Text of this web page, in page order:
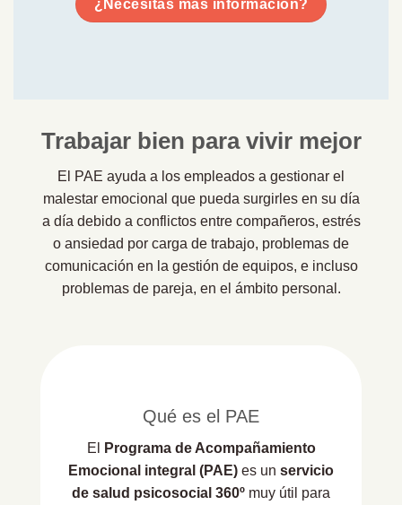
¿Necesitas más información?
Trabajar bien para vivir mejor
El PAE ayuda a los empleados a gestionar el
malestar emocional que pueda surgirles en su día
a día debido a conflictos entre compañeros, estrés
o ansiedad por carga de trabajo, problemas de
comunicación en la gestión de equipos, e incluso
problemas de pareja, en el ámbito personal.
Qué es el PAE
El
Programa de Acompañamiento
Emocional integral (PAE) es un servicio
de salud psicosocial 360º muy útil para